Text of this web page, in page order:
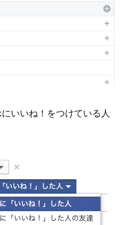
いいね！をつけている人